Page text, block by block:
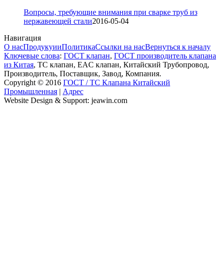
Вопросы, требующие внимания при сварке труб из
нержавеющей стали2016-05-04
Навигация
О насПродукуииПолитикаСсылки на насВернуться к началу
Ключевые слова: ГОСТ клапан, ГОСТ производитель клапана
из Китая, ТС клапан, EAC клапан, Китайский Трубопровод,
Производитель, Поставщик, Завод, Компания.
Copyright © 2016 ГОСТ / ТС Клапана Китайский
Промышленная | Адрес
Website Design & Support: jeawin.com